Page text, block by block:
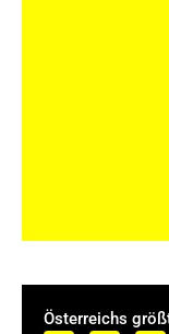
Österreichs